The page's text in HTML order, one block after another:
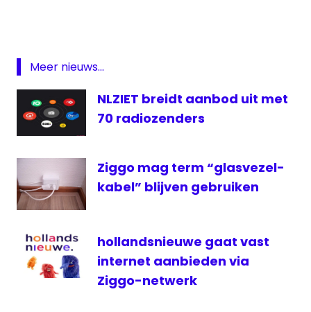
reclameinkomsten
ziggo
Meer nieuws...
NLZIET breidt aanbod uit met
70 radiozenders
Ziggo mag term “glasvezel-
kabel” blijven gebruiken
hollandsnieuwe gaat vast
internet aanbieden via
Ziggo-netwerk